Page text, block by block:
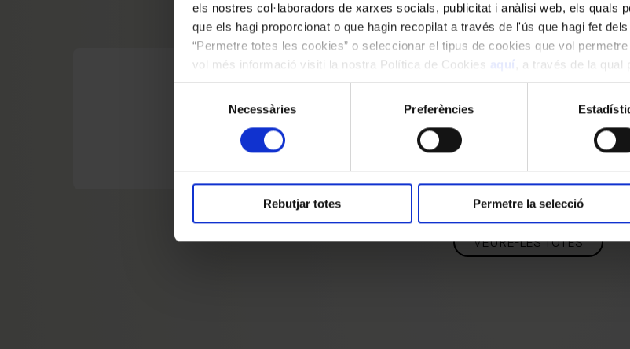
els nostres col·laboradors de xarxes socials, publicitat i anàlisi web, els quals
que els hagi proporcionat o que hagin recopilat a través de l'ús que hagi fet
“Permetre totes les cookies” o seleccionar el tipus de cookies que vol
vol més informació visiti la nostra Política de Cookies aquí
, a través de la
les cookies en qualsevol moment.
consentiment
Necessàries Preferències
Rebutjar totes Permetre la selecció
EXPOSICIÓ FUTURA
Robert Gerhard: del Palau al Món
Del 29 d'octubre de 2026 al 7 de març de 2027
VEURE-LES TOTES